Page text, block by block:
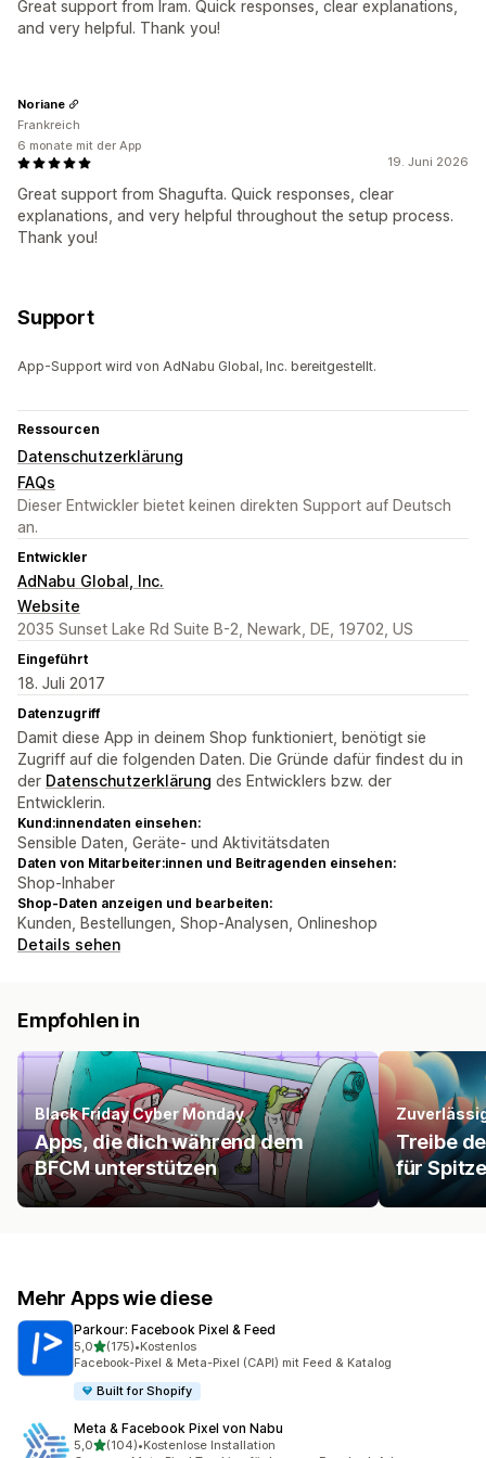
Great support from Iram. Quick responses, clear explanations,
and very helpful. Thank you!
19. Juni 2026
Great support from Shagufta. Quick responses, clear
explanations, and very helpful throughout the setup process.
Thank you!
Noriane
Frankreich
6 monate mit der App
Support
App-Support wird von AdNabu Global, Inc. bereitgestellt.
Ressourcen
Datenschutzerklärung
FAQs
Dieser Entwickler bietet keinen direkten Support auf Deutsch
an.
Entwickler
AdNabu Global, Inc.
Website
2035 Sunset Lake Rd Suite B-2, Newark, DE, 19702, US
Eingeführt
18. Juli 2017
Datenzugriff
Damit diese App in deinem Shop funktioniert, benötigt sie
Zugriff auf die folgenden Daten. Die Gründe dafür findest du in
der Datenschutzerklärung des Entwicklers bzw. der
Entwicklerin.
Kund:innendaten einsehen:
Sensible Daten, Geräte- und Aktivitätsdaten
Daten von Mitarbeiter:innen und Beitragenden einsehen:
Shop-Inhaber
Shop-Daten anzeigen und bearbeiten:
Kunden, Bestellungen, Shop-Analysen, Onlineshop
Details sehen
Empfohlen in
Black Friday Cyber Monday
Apps, die dich während dem
BFCM unterstützen
Treibe
für
Mehr Apps wie diese
Parkour: Facebook Pixel & Feed
5,0von 5 Sternen
(175)
175 Rezensionen insgesamt
•Kostenlos
Facebook-Pixel & Meta-Pixel (CAPI) mit Feed & Katalog
Built for Shopify
Meta & Facebook Pixel von Nabu
5,0von 5 Sternen
(104)
104 Rezensionen insgesamt
•Kostenlose Installation